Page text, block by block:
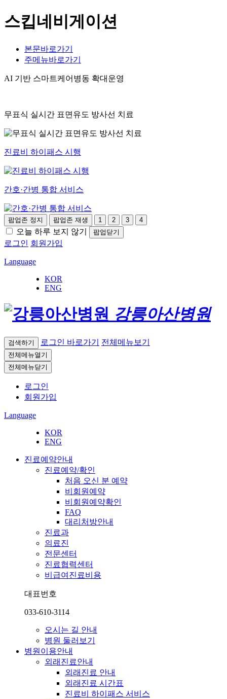
스킵네비게이션
본문바로가기
주메뉴바로가기
AI 기반 스마트케어병동 확대운영
무표식 실시간 표면유도 방사선 치료
진료비 하이패스 시행
간호·간병 통합 서비스
팝업존 정지 팝업존 재생 1 2 3 4
오늘 하루 보지 않기 팝업닫기
로그인 회원가입
Language
KOR
ENG
강릉아산병원
검색하기 로그인 바로가기 전체메뉴보기
전체메뉴열기
전체메뉴닫기
로그인
회원가입
Language
KOR
ENG
진료예약안내
진료예약/확인
처음 오신 분 예약
비회원예약
비회원예약확인
FAQ
대리처방안내
진료과
의료진
전문센터
진료협력센터
비급여진료비용
대표번호
033-610-3114
오시는 길 안내
병원 둘러보기
병원이용안내
외래진료안내
외래진료 안내
외래진료 시간표
진료비 하이패스 서비스